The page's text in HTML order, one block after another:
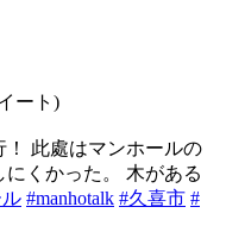
ート)
此處はマンホールの
くかった。 木がある
#manhotalk #久喜市 #